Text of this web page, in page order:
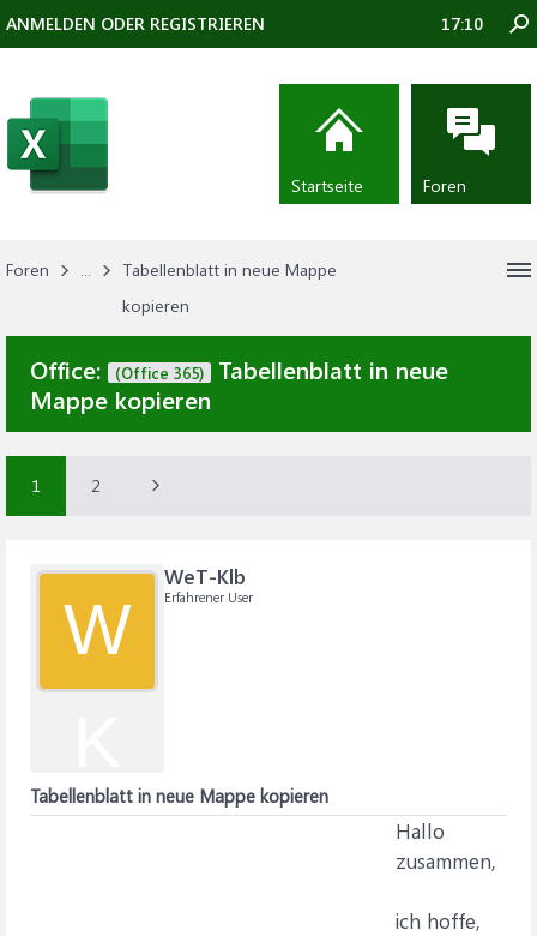
Foren ...
Tabellenblatt in neue Mappe
kopieren
Office: (Office 365)
Tabellenblatt in neue
Mappe kopieren
1 2
W
WeT-Klb
Erfahrener User
Tabellenblatt in neue Mappe kopieren
Hallo
zusammen,
ich hoffe,
ANMELDEN ODER REGISTRIEREN 17:10
Startseite Foren